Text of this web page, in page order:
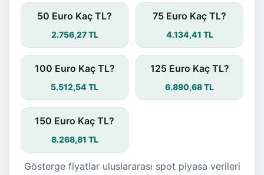
50 Euro Kaç TL?
2.756,27 TL
75 Euro Kaç TL?
4.134,41 TL
100 Euro Kaç TL?
5.512,54 TL
125 Euro Kaç TL?
6.890,68 TL
150 Euro Kaç TL?
8.268,81 TL
Gösterge fiyatlar uluslararası spot piyasa verileri